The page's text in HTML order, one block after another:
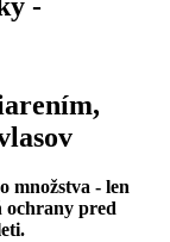
množstva - len
ochrany pred